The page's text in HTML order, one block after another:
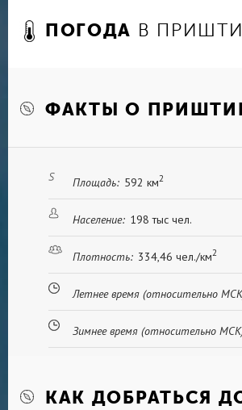
Чтобы лучше
О временах поддержки
одной из центральных
Географически Приштина
каждую зиму приезжают
ближайших районов и
ПОГОДА В
ФАКТЫ О
Площадь: 592 км2
Население: 198 тыс чел.
Плотность: 334,46 чел./км2
Летнее время (относительно
Зимнее время (относительно
КАК ДОБРАТЬСЯ